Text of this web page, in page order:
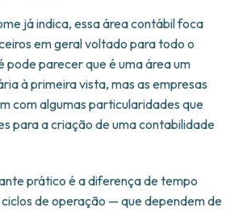
já indica, essa área contábil foca
em geral voltado para todo o
pode parecer que é uma área um
à primeira vista, mas as empresas
com algumas particularidades que
para a criação de uma contabilidade
prático é a diferença de tempo
de operação — que dependem de